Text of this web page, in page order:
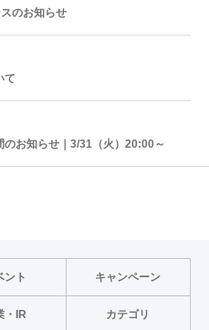
のお知らせ
て
のお知らせ｜3/31（火）20:00～
ント キャンペーン
・IR カテゴリ